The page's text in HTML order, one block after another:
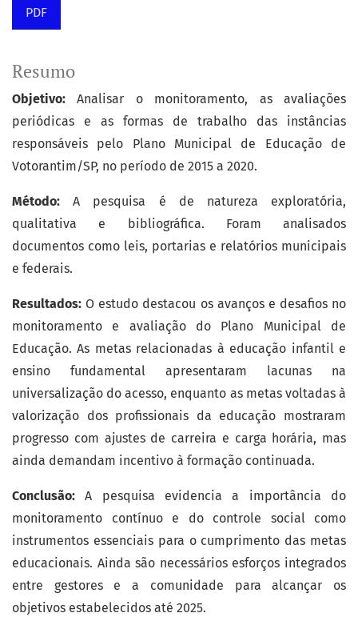
PDF
Resumo
Objetivo: Analisar o monitoramento, as avaliações
periódicas e as formas de trabalho das instâncias
responsáveis pelo Plano Municipal de Educação de
Votorantim/SP, no período de 2015 a 2020.
Método: A pesquisa é de natureza exploratória,
qualitativa e bibliográfica. Foram analisados
documentos como leis, portarias e relatórios municipais
e federais.
Resultados: O estudo destacou os avanços e desafios no
monitoramento e avaliação do Plano Municipal de
Educação. As metas relacionadas à educação infantil e
ensino fundamental apresentaram lacunas na
universalização do acesso, enquanto as metas voltadas à
valorização dos profissionais da educação mostraram
progresso com ajustes de carreira e carga horária, mas
ainda demandam incentivo à formação continuada.
Conclusão: A pesquisa evidencia a importância do
monitoramento contínuo e do controle social como
instrumentos essenciais para o cumprimento das metas
educacionais. Ainda são necessários esforços integrados
entre gestores e a comunidade para alcançar os
objetivos estabelecidos até 2025.